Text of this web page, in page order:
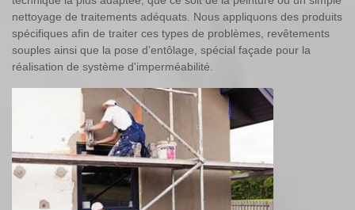
nettoyage de traitements adéquats. Nous appliquons des produits
spécifiques afin de traiter ces types de problèmes, revêtements
souples ainsi que la pose d’entôlage, spécial façade pour la
réalisation de système d'imperméabilité.